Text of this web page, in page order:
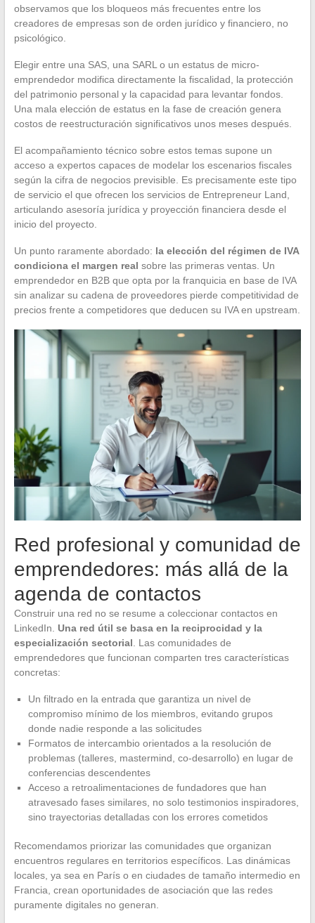
observamos que los bloqueos más frecuentes entre los
creadores de empresas son de orden jurídico y financiero, no
psicológico.
Elegir entre una SAS, una SARL o un estatus de micro-
emprendedor modifica directamente la fiscalidad, la protección
del patrimonio personal y la capacidad para levantar fondos.
Una mala elección de estatus en la fase de creación genera
costos de reestructuración significativos unos meses después.
El acompañamiento técnico sobre estos temas supone un
acceso a expertos capaces de modelar los escenarios fiscales
según la cifra de negocios previsible. Es precisamente este tipo
de servicio el que ofrecen los servicios de Entrepreneur Land,
articulando asesoría jurídica y proyección financiera desde el
inicio del proyecto.
Un punto raramente abordado: la elección del régimen de IVA
condiciona el margen real sobre las primeras ventas. Un
emprendedor en B2B que opta por la franquicia en base de IVA
sin analizar su cadena de proveedores pierde competitividad de
precios frente a competidores que deducen su IVA en upstream.
Red profesional y comunidad de
emprendedores: más allá de la
agenda de contactos
Construir una red no se resume a coleccionar contactos en
LinkedIn. Una red útil se basa en la reciprocidad y la
especialización sectorial . Las comunidades de
emprendedores que funcionan comparten tres características
concretas:
Un filtrado en la entrada que garantiza un nivel de
compromiso mínimo de los miembros, evitando grupos
donde nadie responde a las solicitudes
Formatos de intercambio orientados a la resolución de
problemas (talleres, mastermind, co-desarrollo) en lugar de
conferencias descendentes
Acceso a retroalimentaciones de fundadores que han
atravesado fases similares, no solo testimonios inspiradores,
sino trayectorias detalladas con los errores cometidos
Recomendamos priorizar las comunidades que organizan
encuentros regulares en territorios específicos. Las dinámicas
locales, ya sea en París o en ciudades de tamaño intermedio en
Francia, crean oportunidades de asociación que las redes
puramente digitales no generan.